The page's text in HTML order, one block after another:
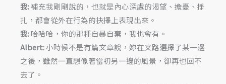
我:補充我剛剛說的，也就是內心深處的渴望、擔憂、掙
扎，都會從外在行為的抉擇上表現出來。
我:哈哈哈，你的那種自暴自棄，我也會有。
Albert:小時候不是有篇文章說，妳在叉路選擇了某一邊
之後，雖然一直想像著當初另一邊的風景，卻再也回不
去了。